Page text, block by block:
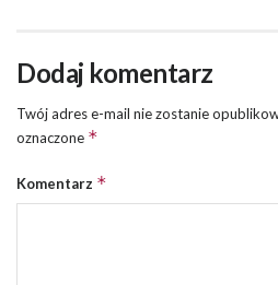
Dodaj komentarz
Twój adres e-mail nie zostanie
oznaczone *
Komentarz *